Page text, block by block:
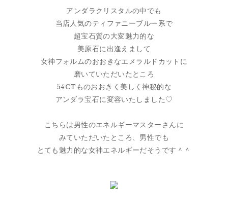
アンダラクリスタルの中でも
当店人気のティファニーブルー系で
超宝石質の大変魅力的な
美原石に出逢えまして
女神フォルムのおおきなエメラルドカットに
磨いていただいたところ
54CTものおおきく美しく神秘的な
アンダラ宝石に変容いたしました♡
こちらは男性のエネルギーマスターさんに
みていただいたところ、男性でも
とても魅力的な女神エネルギーだそうです＾＾